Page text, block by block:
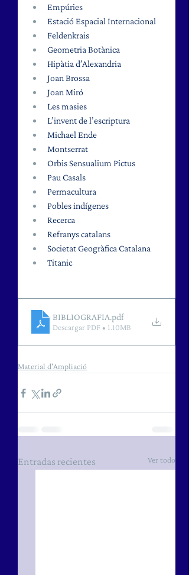
Empúries
Estació Espacial Internacional
Feldenkrais
Geometria Botànica
Hipàtia d’Alexandria
Joan Brossa
Joan Miró
Les masies
L’invent de l’escriptura
Michael Ende
Montserrat
Orbis Sensualium Pictus
Pau Casals
Permacultura
Pobles indígenes
Recerca
Refranys catalans
Societat Geogràfica Catalana
Titanic
BIBLIOGRAFIA.pdf
Descargar PDF • 1.10MB
Material d'Ampliació
Entradas recientes Ver todo